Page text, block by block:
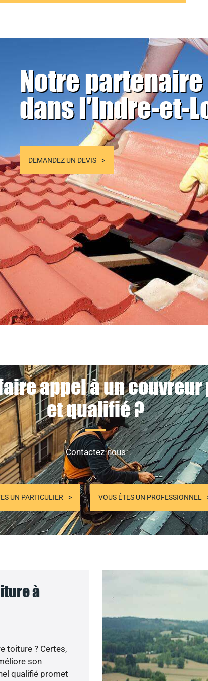
Notre partenaire
dans l'Indre-et-
DEMANDEZ UN DEVIS
appel à un
et qualifié ?
Contactez-nous
UN PARTICULIER VOUS ÊTES UN PROFESSIONNEL
à
toiture ? Certes,
son
qualifié promet